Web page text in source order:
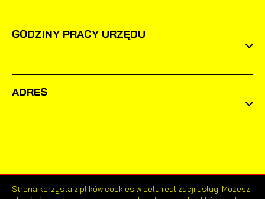
GODZINY PRACY URZĘDU
ADRES
Strona korzysta z plików cookies w celu realizacji usług. Możesz